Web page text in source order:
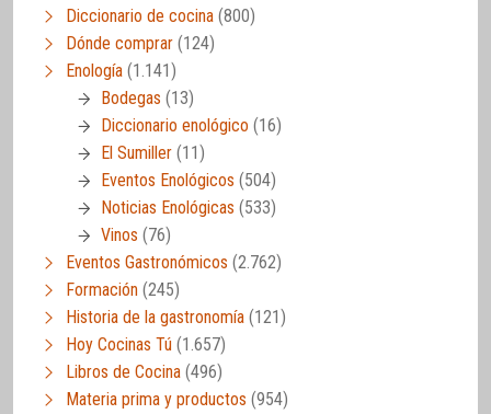
Diccionario de cocina (800)
Dónde comprar (124)
Enología (1.141)
Bodegas (13)
Diccionario enológico (16)
El Sumiller (11)
Eventos Enológicos (504)
Noticias Enológicas (533)
Vinos (76)
Eventos Gastronómicos (2.762)
Formación (245)
Historia de la gastronomía (121)
Hoy Cocinas Tú (1.657)
Libros de Cocina (496)
Materia prima y productos (954)